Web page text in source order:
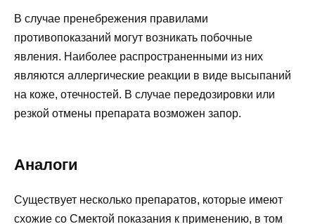
В случае пренебрежения правилами
противопоказаний могут возникать побочные
явления. Наиболее распространенными из них
являются аллергические реакции в виде высыпаний
на коже, отечностей. В случае передозировки или
резкой отмены препарата возможен запор.
Аналоги
Существует несколько препаратов, которые имеют
схожие со Смектой показания к применению, в том